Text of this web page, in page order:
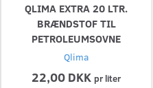
QLIMA EXTRA 20 LTR.
BRÆNDSTOF TIL
PETROLEUMSOVNE
Qlima
22,00 DKK prliter